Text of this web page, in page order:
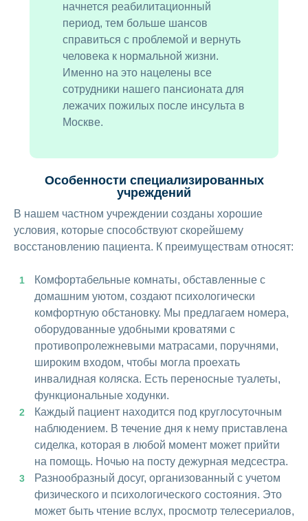
начнется реабилитационный
период, тем больше шансов
справиться с проблемой и вернуть
человека к нормальной жизни.
Именно на это нацелены все
сотрудники нашего пансионата для
лежачих пожилых после инсульта в
Москве.
Особенности специализированных
учреждений
В нашем частном учреждении созданы хорошие
условия, которые способствуют скорейшему
восстановлению пациента. К преимуществам относят:
Комфортабельные комнаты, обставленные с
домашним уютом, создают психологически
комфортную обстановку. Мы предлагаем номера,
оборудованные удобными кроватями с
противопролежневыми матрасами, поручнями,
широким входом, чтобы могла проехать
инвалидная коляска. Есть переносные туалеты,
функциональные ходунки.
Каждый пациент находится под круглосуточным
наблюдением. В течение дня к нему приставлена
сиделка, которая в любой момент может прийти
на помощь. Ночью на посту дежурная медсестра.
Разнообразный досуг, организованный с учетом
физического и психологического состояния. Это
может быть чтение вслух, просмотр телесериалов,